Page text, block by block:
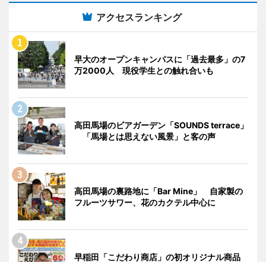
アクセスランキング
早大のオープンキャンパスに「過去最多」の7
万2000人 現役学生との触れ合いも
高田馬場のビアガーデン「SOUNDS terrace」
「馬場とは思えない風景」と客の声
高田馬場の裏路地に「Bar Mine」 自家製の
フルーツサワー、花のカクテル中心に
早稲田「こだわり商店」の初オリジナル商品